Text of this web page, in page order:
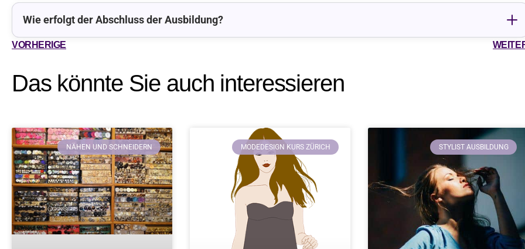
Wie erfolgt der Abschluss der Ausbildung?
VORHERIGE
Das könnte Sie auch interessieren
NÄHEN UND SCHNEIDERN MODEDESIGN KURS ZÜRICH STYLIST AUSBILDUNG